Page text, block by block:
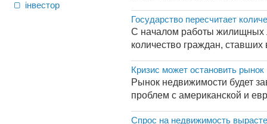
інвестор
Государство пересчитает
С началом работы жилищных
количество граждан,
Кризис может остановить
Рынок недвижимости будет
проблем с американской и
Спрос на недвижимость